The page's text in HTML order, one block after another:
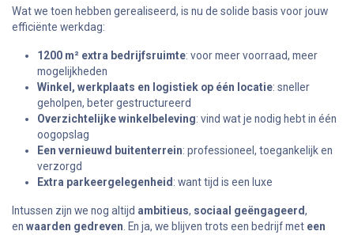
Wat we toen hebben gerealiseerd, is nu de solide basis voor jouw
efficiënte werkdag:
1200 m² extra bedrijfsruimte: voor meer voorraad, meer
mogelijkheden
Winkel, werkplaats en logistiek op één locatie: sneller
geholpen, beter gestructureerd
Overzichtelijke winkelbeleving: vind wat je nodig hebt in één
oogopslag
Een vernieuwd buitenterrein: professioneel, toegankelijk en
verzorgd
Extra parkeergelegenheid : want tijd is een luxe
Intussen zijn we nog altijd ambitieus, sociaal geëngageerd,
en waarden gedreven . En ja, we blijven trots een bedrijf met een